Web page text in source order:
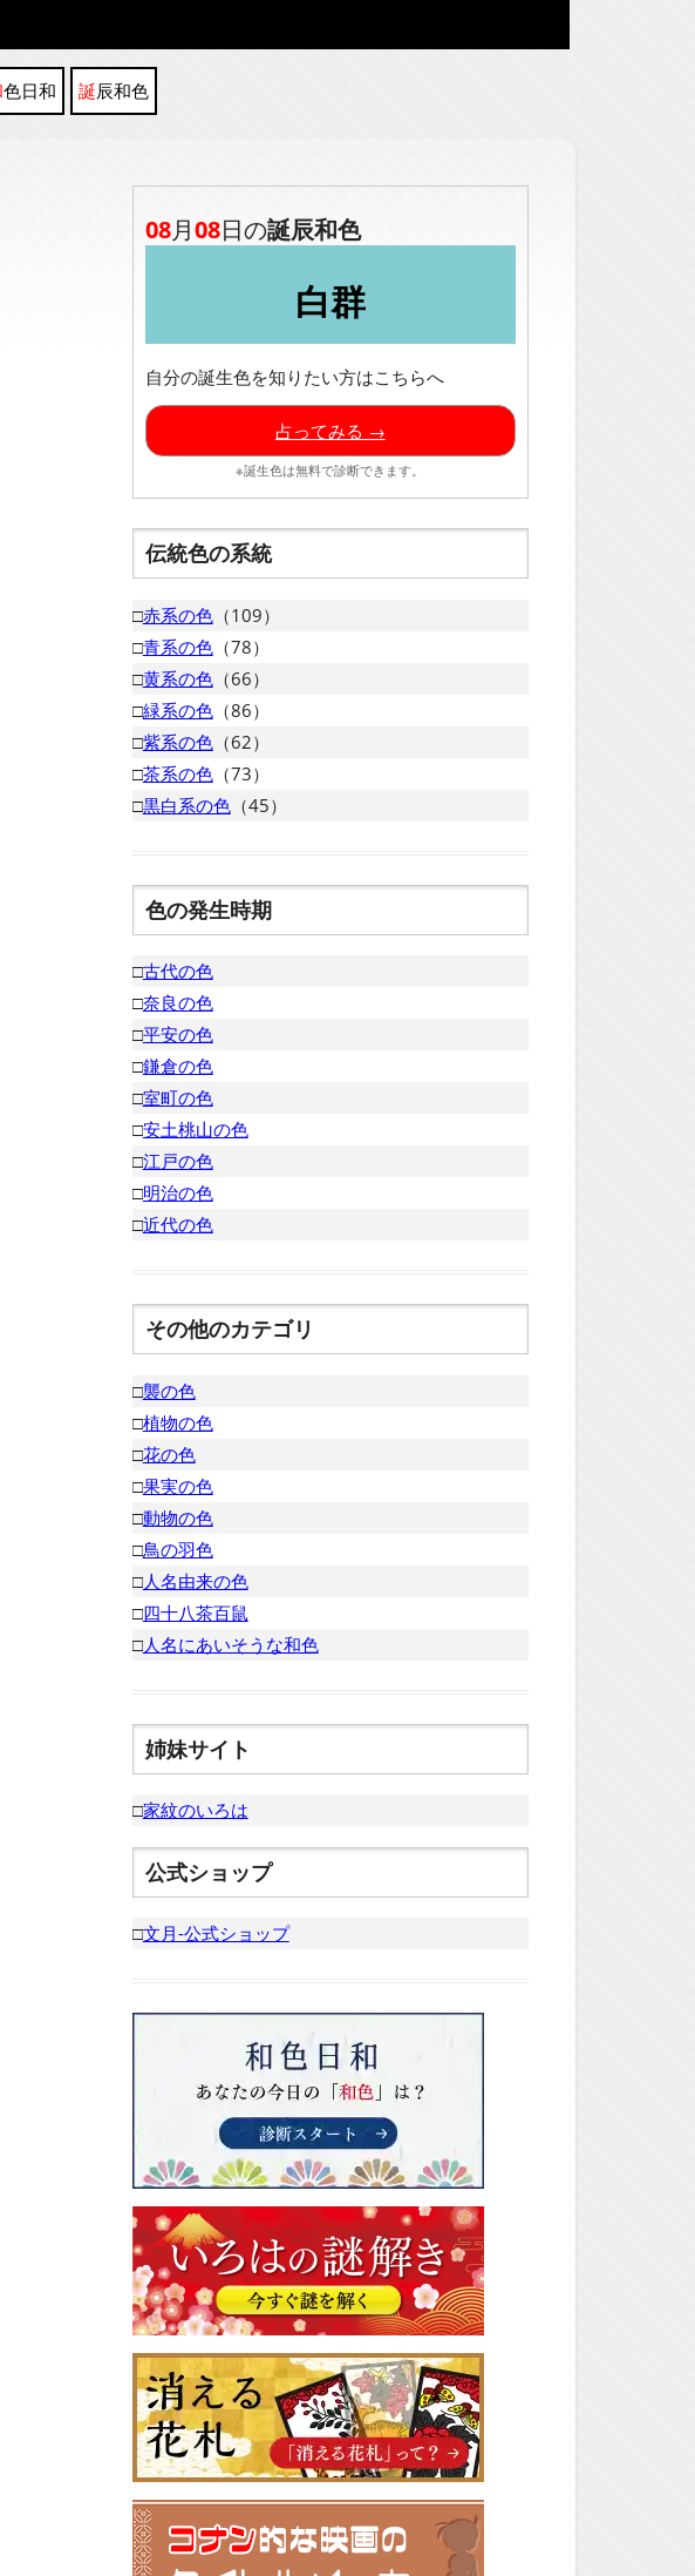
和色日和 誕辰和色
08月08日の誕辰和色
白群
自分の誕生色を知りたい方はこちらへ
占ってみる →
※誕生色は無料で診断できます。
伝統色の系統
□赤系の色（109）
□青系の色（78）
□黄系の色（66）
□緑系の色（86）
□紫系の色（62）
□茶系の色（73）
□黒白系の色（45）
色の発生時期
□古代の色
□奈良の色
□平安の色
□鎌倉の色
□室町の色
□安土桃山の色
□江戸の色
□明治の色
□近代の色
その他のカテゴリ
□襲の色
□植物の色
□花の色
□果実の色
□動物の色
□鳥の羽色
□人名由来の色
□四十八茶百鼠
□人名にあいそうな和色
姉妹サイト
□家紋のいろは
公式ショップ
□文月-公式ショップ